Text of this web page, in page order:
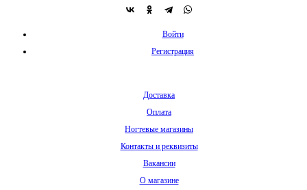
Войти
Регистрация
Доставка
Оплата
Ногтевые магазины
Контакты и реквизиты
Вакансии
О магазине